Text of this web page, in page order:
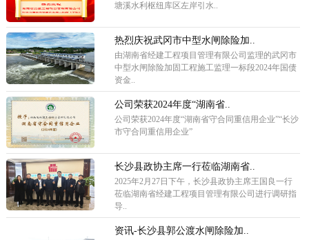
塘溪水利枢纽库区左岸引水..
热烈庆祝武冈市中型水闸除险加..
由湖南省经建工程项目管理有限公司监理的武冈市
中型水闸除险加固工程施工监理一标段2024年国债
资金..
公司荣获2024年度“湖南省..
公司荣获2024年度“湖南省守合同重信用企业”“长沙
市守合同重信用企业”
长沙县政协主席一行莅临湖南省..
2025年2月27日下午，长沙县政协主席王国良一行
莅临湖南省经建工程项目管理有限公司进行调研指
导..
资讯-长沙县郭公渡水闸除险加..